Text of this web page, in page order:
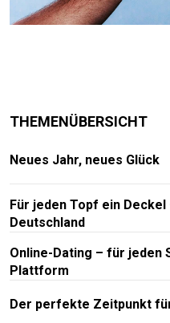
THEMENÜBERSICHT
Neues Jahr, neues Glück
Für jeden Topf ein
Deutschland
Online-Dating – für jeden
Plattform
Der perfekte Zeitpunkt